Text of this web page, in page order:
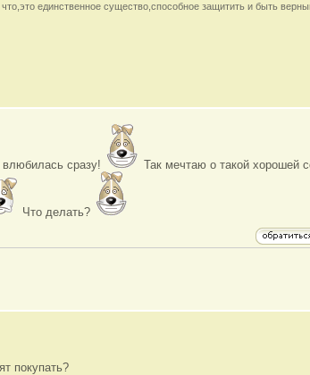
единственное существо,способное защитить и быть
сразу! Так мечтаю о такой хорошей
Что делать?
покупать?